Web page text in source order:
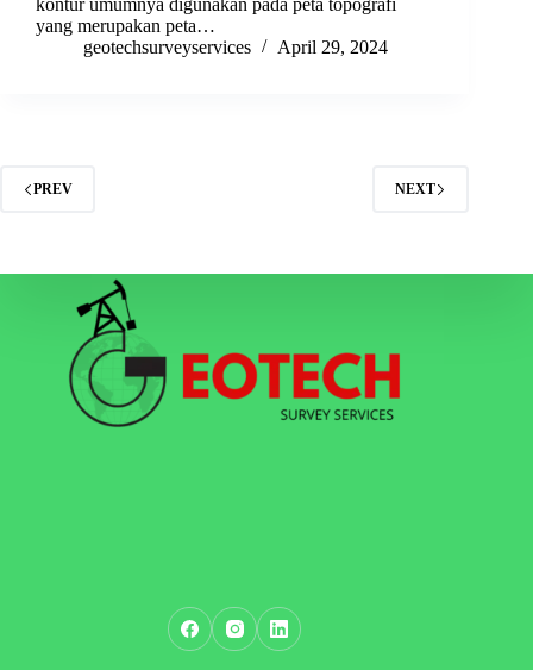
kontur umumnya digunakan pada peta topografi
yang merupakan peta…
geotechsurveyservices
April 29, 2024
PREV NEXT